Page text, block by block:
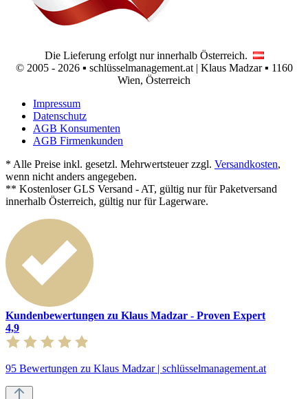
Die Lieferung erfolgt nur innerhalb Österreich.
© 2005 - 2026 ▪ schlüsselmanagement.at | Klaus Madzar ▪ 1160
Wien, Österreich
Impressum
Datenschutz
AGB Konsumenten
AGB Firmenkunden
* Alle Preise inkl. gesetzl. Mehrwertsteuer zzgl. Versandkosten,
wenn nicht anders angegeben.
** Kostenloser GLS Versand - AT, gültig nur für Paketversand
innerhalb Österreich, gültig nur für Lagerware.
Kundenbewertungen zu Klaus Madzar - Proven Expert
4,9
95 Bewertungen zu Klaus Madzar | schlüsselmanagement.at